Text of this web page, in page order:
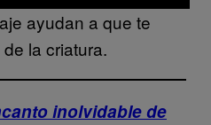
ayudan a que te
la criatura.
inolvidable de